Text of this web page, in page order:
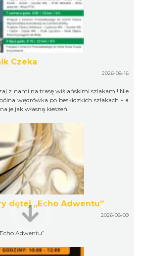
Czeka
2026-08-16
z nami na trasę wiślańskimi szlakami! Nie
wędrówka po beskidzkich szlakach - a
je jak własną kieszeń!
dętej „Echo Adwentu”
2026-08-09
Adwentu”